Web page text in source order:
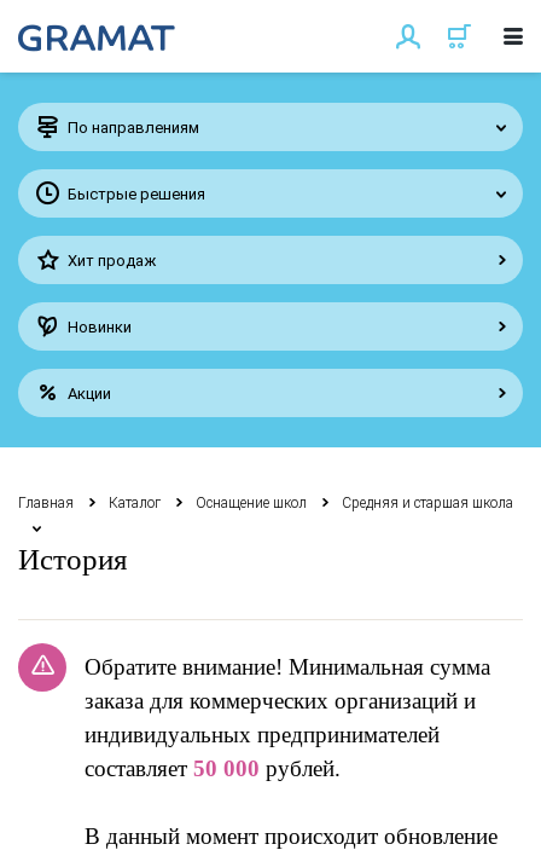
По направлениям
Быстрые решения
Хит продаж
Новинки
Акции
Главная Каталог Оснащение школ Средняя и старшая школа
История
Обратите внимание! Минимальная сумма
заказа для коммерческих организаций и
индивидуальных предпринимателей
составляет 50 000 рублей.
В данный момент происходит обновление